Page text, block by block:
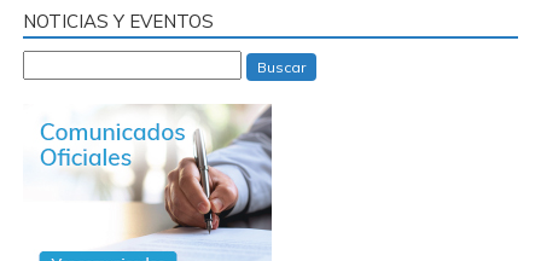
NOTICIAS Y EVENTOS
Buscar